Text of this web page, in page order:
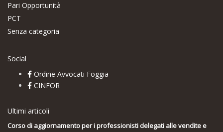
Pari Opportunità
PCT
Senza categoria
Social
Ordine Avvocati Foggia
CINFOR
Ultimi articoli
Corso di aggiornamento per i professionisti delegati alle vendite e